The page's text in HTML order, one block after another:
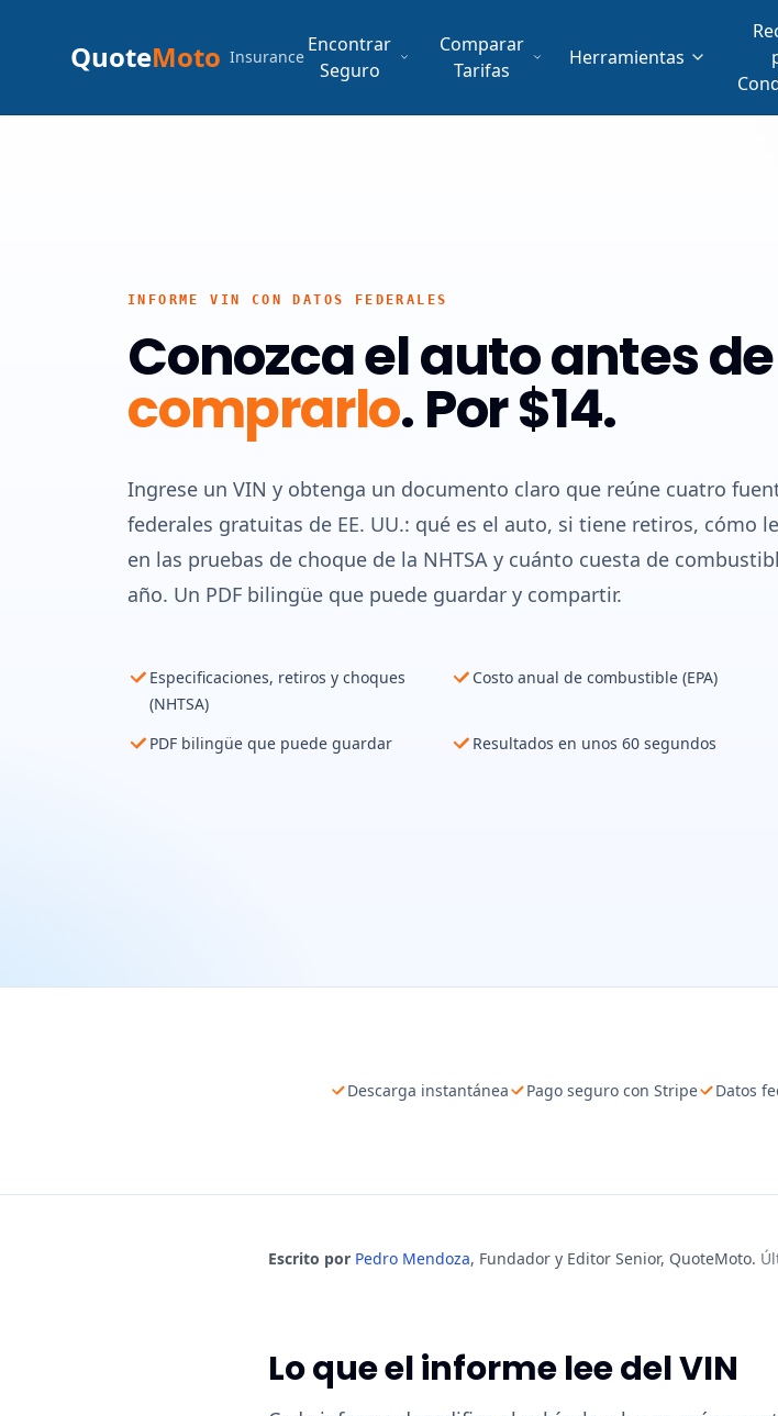
QuoteMoto Insurance
Encontrar
Seguro
Comparar
Tarifas
Herramientas
INFORME VIN CON DATOS FEDERALES
Conozca el auto antes de
comprarlo.Por $14.
Ingrese un VIN y obtenga un documento claro que reúne cuatro
federales gratuitas de EE. UU.: qué es el auto, si tiene retiros, cómo
en las pruebas de choque de la NHTSA y cuánto cuesta de
año. Un PDF bilingüe que puede guardar y compartir.
Especificaciones, retiros y choques
(NHTSA)
Costo anual de combustible (EPA)
PDF bilingüe que puede guardar Resultados en unos 60 segundos
Descarga instantánea Pago seguro con Stripe Datos
Escrito por Pedro Mendoza, Fundador y Editor Senior, QuoteMoto.
Lo que el informe lee del VIN